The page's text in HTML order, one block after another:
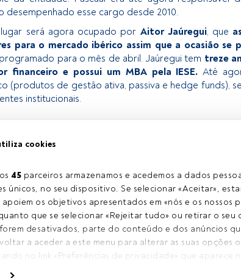
cookies
45 parceiros armazenamos e acedemos a dados
únicos, no seu dispositivo. Se selecionar «Aceitar»,
os objetivos apresentados em «nós e os nossos
que se selecionar «Rejeitar tudo» ou retirar o seu
desativados, parte do conteúdo e dos anúncios
a aceder a este menu para alterar as suas
no link «Preferências de privacidade» que aparece
desempenhado esse cargo desde 2010.
lugar será agora ocupado por Aitor Jaúregui, que
para o mercado ibérico assim que a ocasião se
para o mês de abril. Jaúregui tem treze
financeiro e possui um MBA pela IESE.Até
(produtos de gestão ativa, passiva e hedge funds),
institucionais.
é um artigo exclusivo para os utilizadores registados
lo a registar-se e a desfrutar de todo o
Aceder a Fundspeople
E-mail contacto